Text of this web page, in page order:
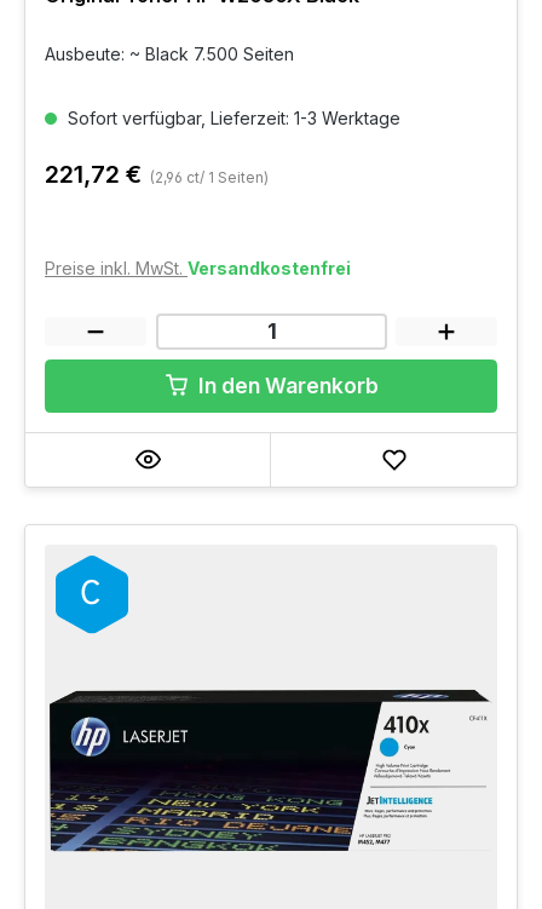
Ausbeute: ~ Black 7.500 Seiten
Sofort verfügbar, Lieferzeit: 1-3 Werktage
221,72 € (2,96 ct/ 1 Seiten)
Preise inkl. MwSt. Versandkostenfrei
In den Warenkorb